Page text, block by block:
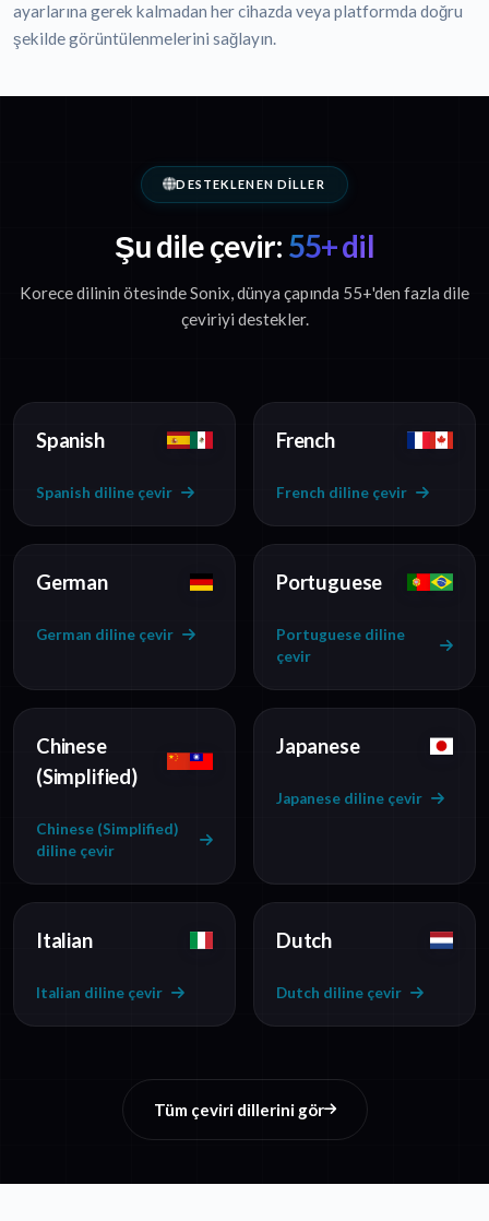
ayarlarına gerek kalmadan her cihazda veya platformda doğru
şekilde görüntülenmelerini sağlayın.
DESTEKLENEN DILLER
Şu dile çevir: 55+ dil
Korece dilinin ötesinde Sonix, dünya çapında 55+'den fazla dile
çeviriyi destekler.
Spanish
Spanish diline çevir
French
French diline çevir
German
German diline çevir
Portuguese
Portuguese diline
çevir
Chinese
(Simplified)
Chinese (Simplified)
diline çevir
Japanese
Japanese diline çevir
Italian
Italian diline çevir
Dutch
Dutch diline çevir
Tüm çeviri dillerini gör